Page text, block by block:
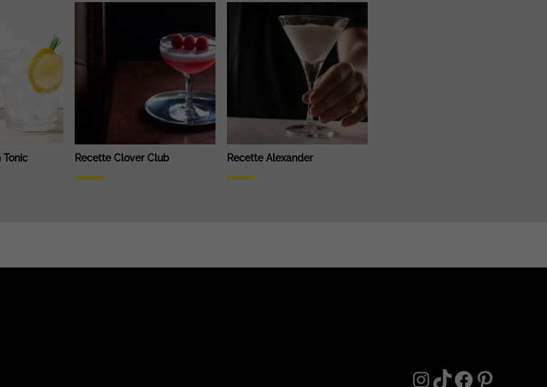
Tonic Recette Clover Club Recette Alexander